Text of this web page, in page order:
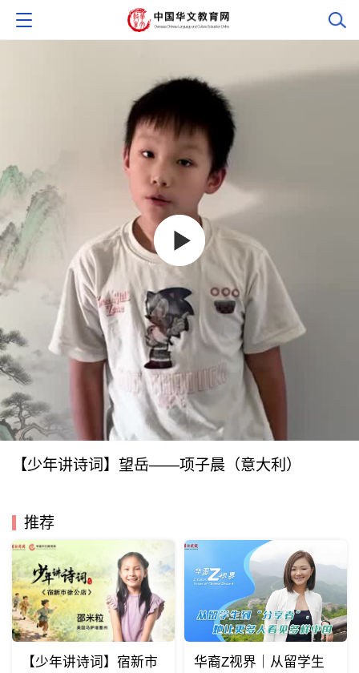
【少年讲诗词】望岳——项子晨（意大利）
推荐
【少年讲诗词】宿新市
华裔Z视界｜从留学生